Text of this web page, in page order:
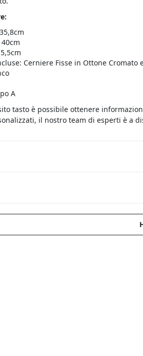
Cerniere Fisse in Ottone Cromato
A
tasto è possibile ottenere
il nostro team di esperti è a